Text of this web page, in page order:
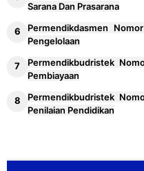
Sarana Dan Prasarana
Permendikdasmen
Pengelolaan
Permendikbudristek
Pembiayaan
Permendikbudristek
Penilaian Pendidikan